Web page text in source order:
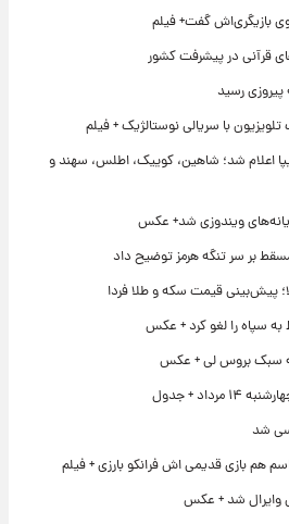
بازیگری‌اش گفت+ فیلم
قرآنی در پیشرفت کشور
رسید
با سریالی نوستالژیک + فیلم
اعلام شد؛ شاهین، کوییک، اطلس، سهند و
ویندوزی شد+ عکس
بر سر تنگه هرمز توضیح داد
پیش‌بینی قیمت سکه و طلا فردا
به سپاه را لغو کرد + عکس
سبک بروس لی + عکس
+ جدول
شد
هم بازی قدیمی اش فرانکو بارزی + فیلم
وایرال شد + عکس